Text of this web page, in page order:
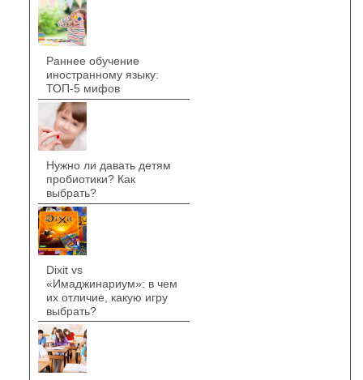
Раннее обучение
иностранному языку:
ТОП-5 мифов
Нужно ли давать детям
пробиотики? Как
выбрать?
Dixit vs
«Имаджинариум»: в чем
их отличие, какую игру
выбрать?